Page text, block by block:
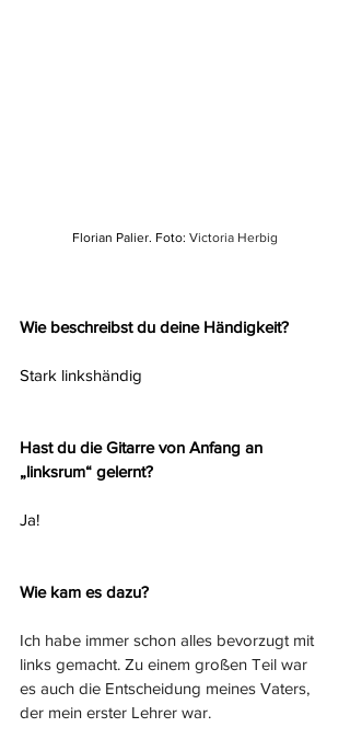
Florian Palier. Foto: Victoria Herbig
Wie beschreibst du deine Händigkeit?
Stark linkshändig
Hast du die Gitarre von Anfang an
„linksrum“ gelernt?
Ja!
Wie kam es dazu?
Ich habe immer schon alles bevorzugt mit
links gemacht. Zu einem großen Teil war
es auch die Entscheidung meines Vaters,
der mein erster Lehrer war.